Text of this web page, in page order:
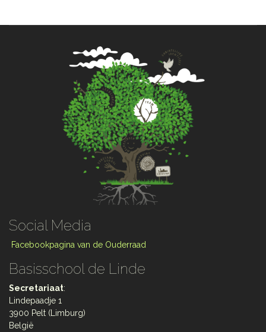
Social Media
Facebookpagina van de Ouderraad
Basisschool de Linde
Secretariaat:
Lindepaadje 1
3900 Pelt (Limburg)
België